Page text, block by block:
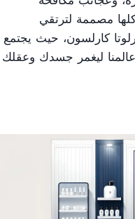
مصممة لترتقي
كارلسون، حيث يجتمع
عالمنا ليغمر جسدك وعقلك